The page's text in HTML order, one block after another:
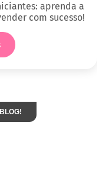
aprenda a
com sucesso!